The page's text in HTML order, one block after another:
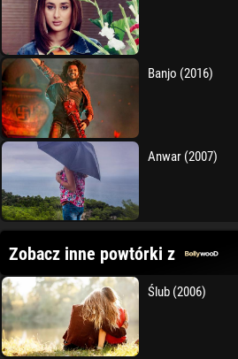
Banjo (2016)
Anwar (2007)
Zobacz inne powtórki z
Ślub (2006)